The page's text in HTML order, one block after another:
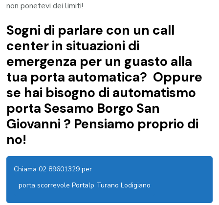
non ponetevi dei limiti!
Sogni di parlare con un call
center in situazioni di
emergenza per un guasto alla
tua porta automatica? Oppure
se hai bisogno di automatismo
porta Sesamo Borgo San
Giovanni ? Pensiamo proprio di
no!
Chiama 02 89601329 per
porta scorrevole Portalp Turano Lodigiano